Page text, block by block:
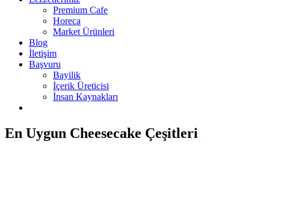
Premium Cafe
Horeca
Market Ürünleri
Blog
İletişim
Başvuru
Bayilik
İçerik Üreticisi
İnsan Kaynakları
En Uygun Cheesecake Çeşitleri